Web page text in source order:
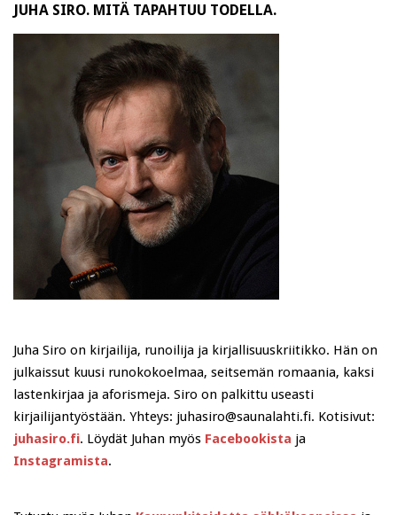
JUHA SIRO. MITÄ TAPAHTUU TODELLA.
Juha Siro on kirjailija, runoilija ja kirjallisuuskriitikko. Hän on
julkaissut kuusi runokokoelmaa, seitsemän romaania, kaksi
lastenkirjaa ja aforismeja. Siro on palkittu useasti
kirjailijantyöstään. Yhteys: juhasiro@saunalahti.fi. Kotisivut:
juhasiro.fi. Löydät Juhan myös Facebookista ja
Instagramista.